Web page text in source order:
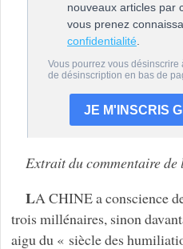
Extrait du commentaire de
LA CHINE a conscience
trois millénaires, sinon
aigu du « siècle des